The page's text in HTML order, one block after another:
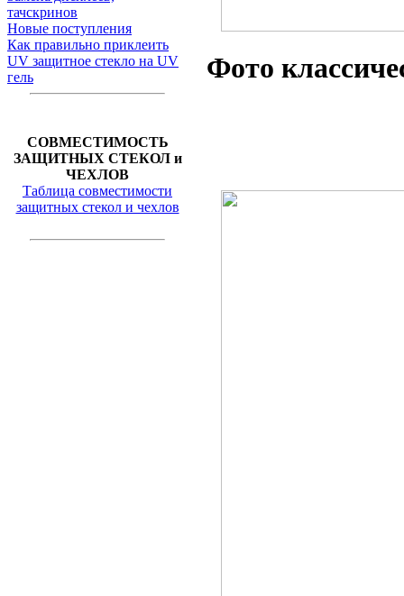
тачскринов
Новые поступления
Как правильно приклеить
UV защитное стекло на UV
гель
СОВМЕСТИМОСТЬ
ЗАЩИТНЫХ СТЕКОЛ и
ЧЕХЛОВ
Таблица совместимости
защитных стекол и чехлов
Фото